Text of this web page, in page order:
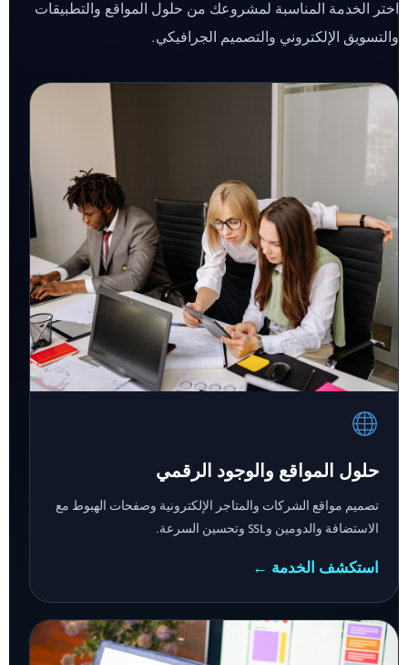
اختر الخدمة المناسبة لمشروعك من حلول المواقع والتطبيقات
والتسويق الإلكتروني والتصميم الجرافيكي.
حلول المواقع والوجود الرقمي
تصميم مواقع الشركات والمتاجر الإلكترونية وصفحات الهبوط مع
الاستضافة والدومين وSSL وتحسين السرعة.
استكشف الخدمة ←